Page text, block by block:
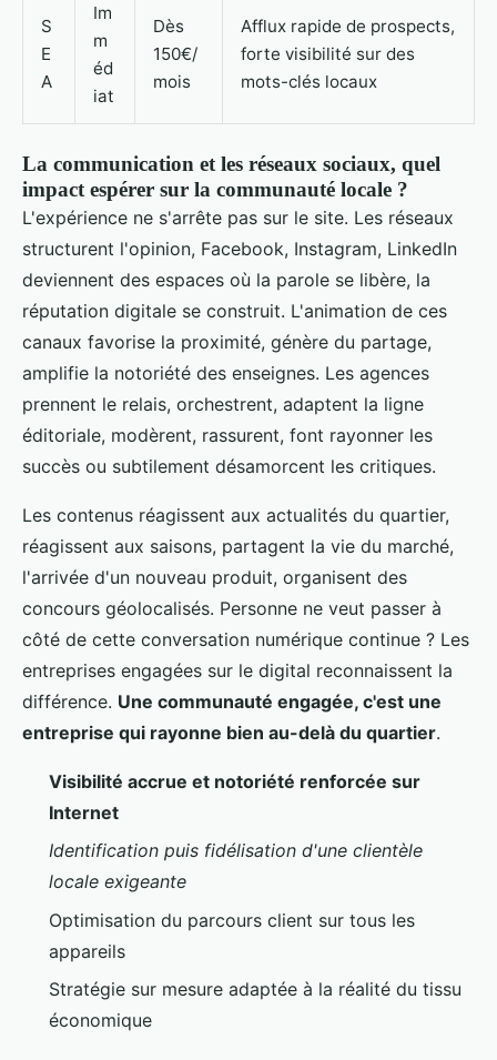
S
E
A
Im
m
éd
iat
Dès
150€/
mois
Afflux rapide de prospects,
forte visibilité sur des
mots-clés locaux
La communication et les réseaux sociaux, quel
impact espérer sur la communauté locale ?
L'expérience ne s'arrête pas sur le site. Les réseaux
structurent l'opinion, Facebook, Instagram, LinkedIn
deviennent des espaces où la parole se libère, la
réputation digitale se construit. L'animation de ces
canaux favorise la proximité, génère du partage,
amplifie la notoriété des enseignes. Les agences
prennent le relais, orchestrent, adaptent la ligne
éditoriale, modèrent, rassurent, font rayonner les
succès ou subtilement désamorcent les critiques.
Les contenus réagissent aux actualités du quartier,
réagissent aux saisons, partagent la vie du marché,
l'arrivée d'un nouveau produit, organisent des
concours géolocalisés. Personne ne veut passer à
côté de cette conversation numérique continue ? Les
entreprises engagées sur le digital reconnaissent la
différence. Une communauté engagée, c'est une
entreprise qui rayonne bien au-delà du quartier.
Visibilité accrue et notoriété renforcée sur
Internet
Identification puis fidélisation d'une clientèle
locale exigeante
Optimisation du parcours client sur tous les
appareils
Stratégie sur mesure adaptée à la réalité du tissu
économique